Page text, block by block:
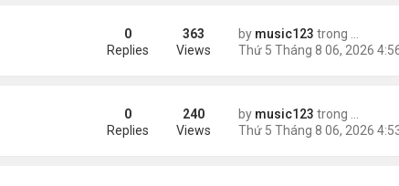
by music123 trong
0
Replies
363
Views
by music123 trong
0
Replies
240
Views